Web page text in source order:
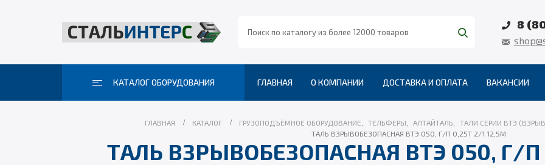
8
КАТАЛОГ ОБОРУДОВАНИЯ ГЛАВНАЯ О КОМПАНИИ ДОСТАВКА И ОПЛАТА ВАКАНСИИ
ГЛАВНАЯ КАТАЛОГ ГРУЗОПОДЪЁМНОЕ ОБОРУДОВАНИЕ ТЕЛЬФЕРЫ АЛТАЙТАЛЬ
ТАЛИ СЕРИИ ВТЭ
ТАЛЬ ВЗРЫВОБЕЗОПАСНАЯ ВТЭ 050, Г/П 0,25Т 2/1 12,5М
ТАЛЬ ВЗРЫВОБЕЗОПАСНАЯ ВТЭ 050, Г/П